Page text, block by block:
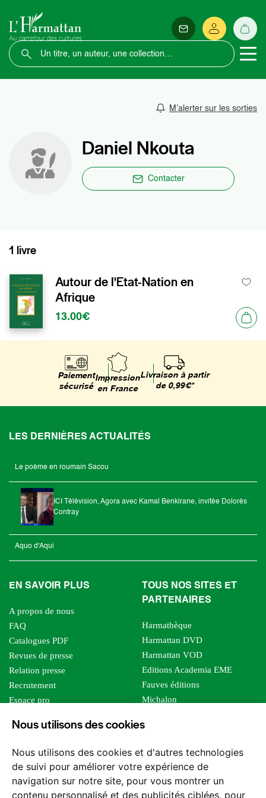
Nous utilisons des cookies
Nous utilisons des cookies et d'autres technologies
de suivi pour améliorer votre expérience de
navigation sur notre site, pour vous montrer un
contenu personnalisé et des publicités ciblées, pour
M’alerter sur les sorties
Daniel Nkouta
Contacter
1 livre
Autour de l'Etat-Nation en
Afrique
13.00€
Paiement
sécurisé
Impression
en France
Livraison à partir
de 0,99€*
LES DERNIÈRES ACTUALITÉS
Le poème en roumain Sacou
ICI Télévision, Agora avec Kamal Benkirane, invitée Dolorès
Contray
Aquo d'Aqui
EN SAVOIR PLUS
A propos de nous
FAQ
Catalogues PDF
Revues de presse
Relation presse
Recrutement
Espace pro
Foreign rights
TOUS NOS SITES ET
PARTENAIRES
Harmathèque
Harmattan DVD
Harmattan VOD
Editions Academia EME
Fauves éditions
Michalon
Editions Sutton
Les impliqués
Tous les éditeurs